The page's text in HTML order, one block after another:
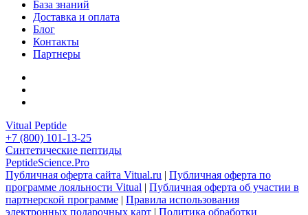
База знаний
Доставка и оплата
Блог
Контакты
Партнеры
Vitual Peptide
+7 (800) 101-13-25
Синтетические пептиды
PeptideScience.Pro
Публичная оферта сайта Vitual.ru | Публичная оферта по
программе лояльности Vitual | Публичная оферта об участии в
партнерской программе | Правила использования
электронных подарочных карт | Политика обработки